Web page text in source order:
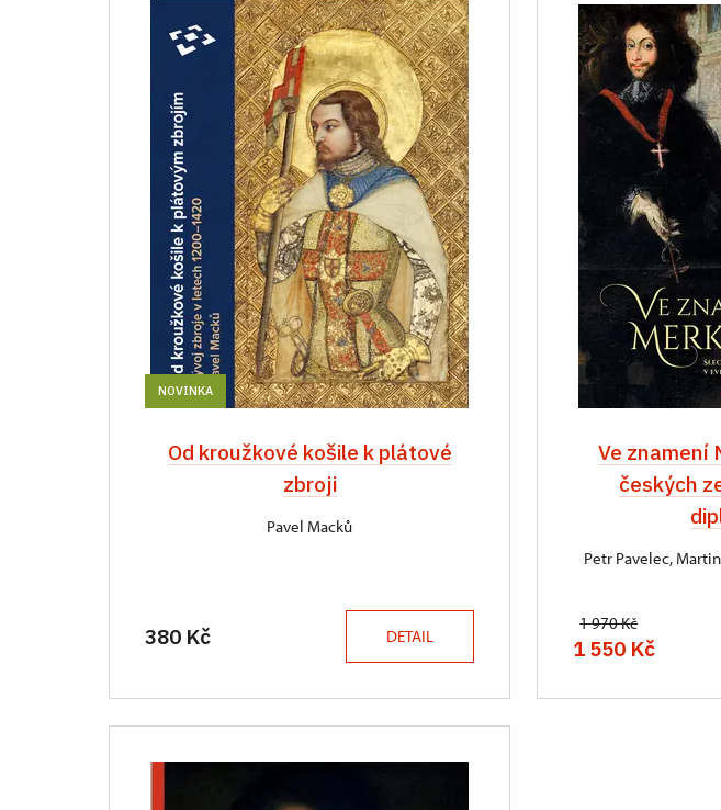
NOVINKA
Od kroužkové košile k plátové
zbroji
Pavel Macků
380 Kč DETAIL
Ve znamení
českých
Petr Pavelec,
1 970 Kč
1 550 Kč